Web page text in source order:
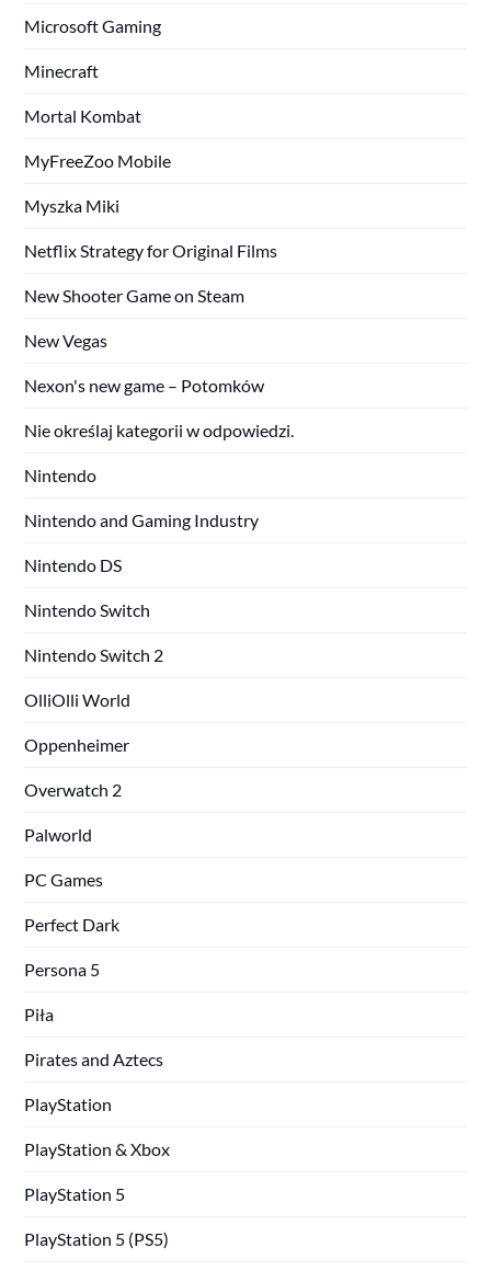
Microsoft Gaming
Minecraft
Mortal Kombat
MyFreeZoo Mobile
Myszka Miki
Netflix Strategy for Original Films
New Shooter Game on Steam
New Vegas
Nexon's new game – Potomków
Nie określaj kategorii w odpowiedzi.
Nintendo
Nintendo and Gaming Industry
Nintendo DS
Nintendo Switch
Nintendo Switch 2
OlliOlli World
Oppenheimer
Overwatch 2
Palworld
PC Games
Perfect Dark
Persona 5
Piła
Pirates and Aztecs
PlayStation
PlayStation & Xbox
PlayStation 5
PlayStation 5 (PS5)